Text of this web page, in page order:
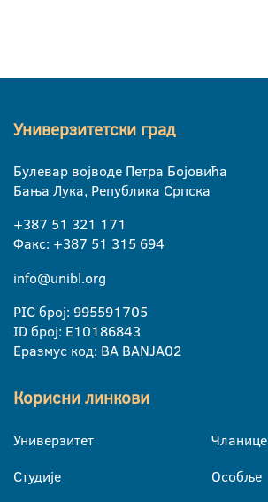
Универзитетски град
Булевар војводе Петра Бојовића
Бања Лука, Република Српска
+387 51 321 171
Факс: +387 51 315 694
info@unibl.org
PIC број: 995591705
ID број: E10186843
Еразмус код: BA BANJA02
Корисни линкови
Универзитет
Студије
Чланице
Особље